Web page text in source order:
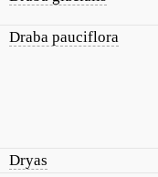
Draba pauciflora
Dryas